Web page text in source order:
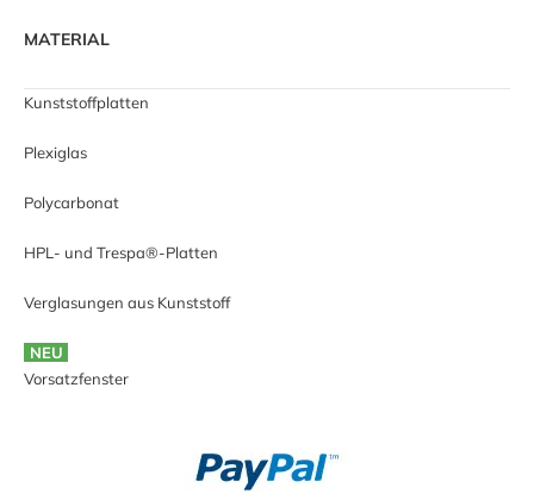
MATERIAL
Kunststoffplatten
Plexiglas
Polycarbonat
HPL- und Trespa®-Platten
Verglasungen aus Kunststoff
NEU
Vorsatzfenster